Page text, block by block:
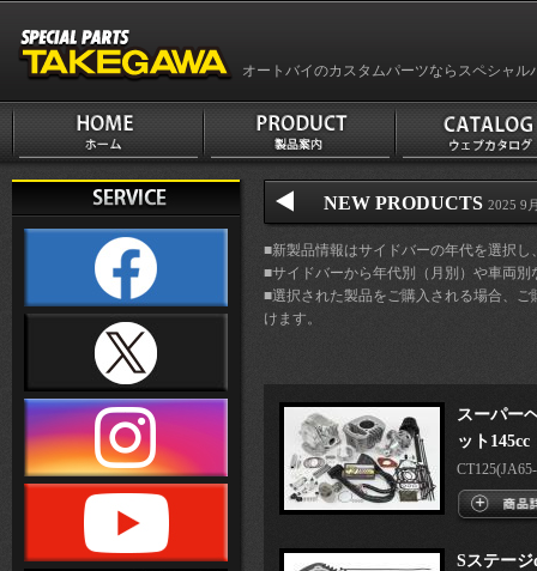
オートバイのカスタムパーツならスペシャル
NEW PRODUCTS 2025 9
■新製品情報はサイドバーの年代を選択
■サイドバーから年代別（月別）や車両
■選択された製品をご購入される場合、
けます。
スーパー
ット145cc
Sステー